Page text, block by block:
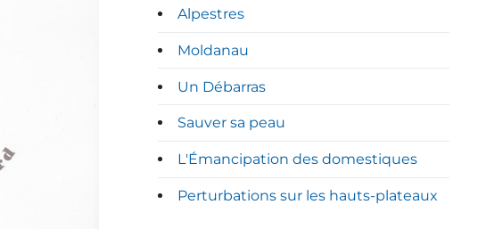
Alpestres
Moldanau
Un Débarras
Sauver sa peau
L'Émancipation des domestiques
Perturbations sur les hauts-plateaux